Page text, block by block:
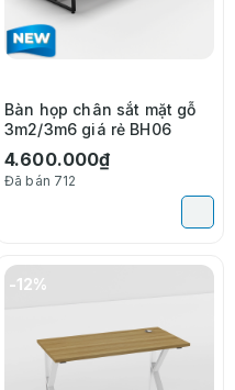
Bàn họp chân sắt mặt gỗ
3m2/3m6 giá rẻ BH06
4.600.000₫
Đã bán 712
-12%